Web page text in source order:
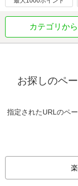
カテゴリか
お探しのペ
指定されたURLのペ